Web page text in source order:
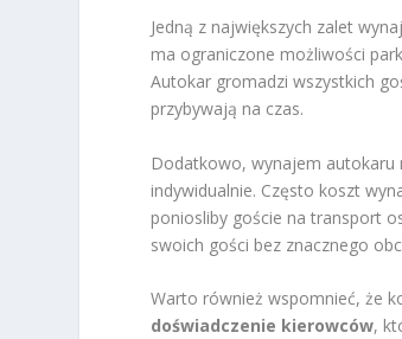
Jedną z największych zalet
ma ograniczone możliwości
Autokar gromadzi wszystkich
przybywają na czas.
Dodatkowo, wynajem autokaru
indywidualnie. Często koszt
poniosliby goście na transport
swoich gości bez znacznego
Warto również wspomnieć, że
doświadczenie kierowców,